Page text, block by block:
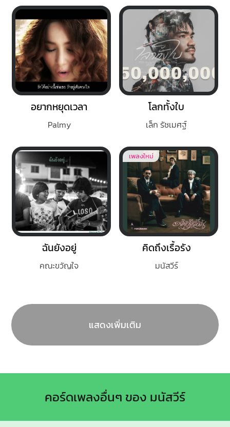
อยากหยุดเวลา
Palmy
โลกทั้งใบ
เล็ก รัชเมศฐ์
ฉันยังอยู่
คณะขวัญใจ
เพลงใหม่
คิดถึงเรื้อรัง
มนัสวีร์
แสดงเพิ่มเติม
คอร์ดเพลงอื่นๆ ของ มนัสวีร์